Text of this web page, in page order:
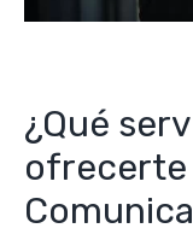
¿Qué
ofrecerte